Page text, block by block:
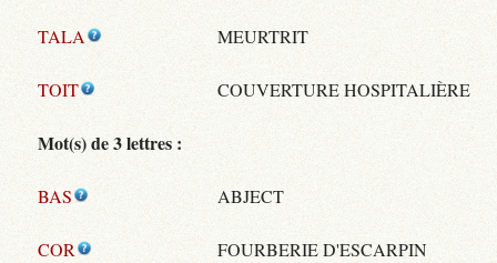
TALA MEURTRIT
TOIT COUVERTURE HOSPITALIÈRE
Mot(s) de 3 lettres :
BAS ABJECT
COR FOURBERIE D'ESCARPIN